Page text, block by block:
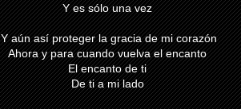
Y es sólo una vez
Y aún así proteger la gracia de mi corazón
Ahora y para cuando vuelva el encanto
El encanto de ti
De ti a mi lado